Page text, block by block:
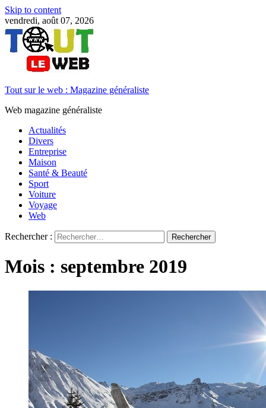
Skip to content
vendredi, août 07, 2026
Tout sur le web : Magazine généraliste
Web magazine généraliste
Actualités
Divers
Entreprise
Maison
Santé & Beauté
Sport
Voiture
Voyage
Web
Rechercher :
Mois : septembre 2019